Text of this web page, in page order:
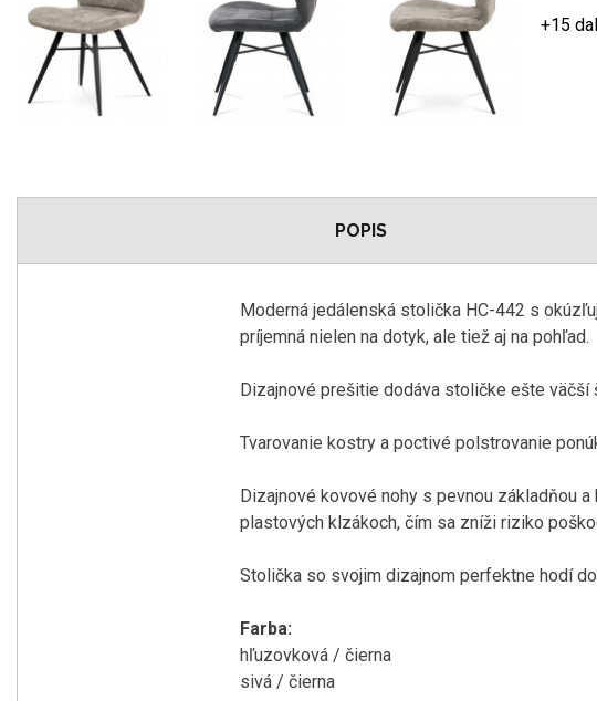
+15
POPIS
Moderná jedálenská stolička HC-442 s
príjemná nielen na dotyk, ale tiež aj na pohľad.
Dizajnové prešitie dodáva stoličke ešte väčší
Tvarovanie kostry a poctivé polstrovanie
Dizajnové kovové nohy s pevnou základňou
plastových klzákoch, čím sa zníži riziko
Stolička so svojim dizajnom perfektne hodí
Farba:
hľuzovková / čierna
sivá / čierna